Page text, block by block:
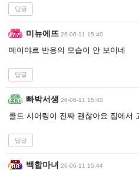
답글
미뉴에뜨 26-06-11 15:40
메이야르 반응의 모습이 안 보이네
답글
빠박서생 26-06-11 15:40
콜드 시어링이 진짜 괜찮아요 집에서
답글
백합마녀 26-06-11 15:44